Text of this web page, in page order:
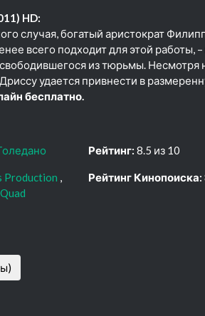
HD:
случая, богатый аристократ
всего подходит для этой работы,
из тюрьмы. Несмотря
удается привнести в
бесплатно.
Production
Quad
Рейтинг: 8.5 из 10
Рейтинг Кинопоиска: